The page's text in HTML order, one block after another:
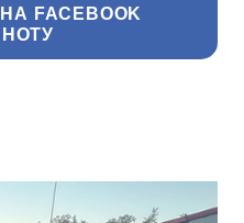
FACEBOOK